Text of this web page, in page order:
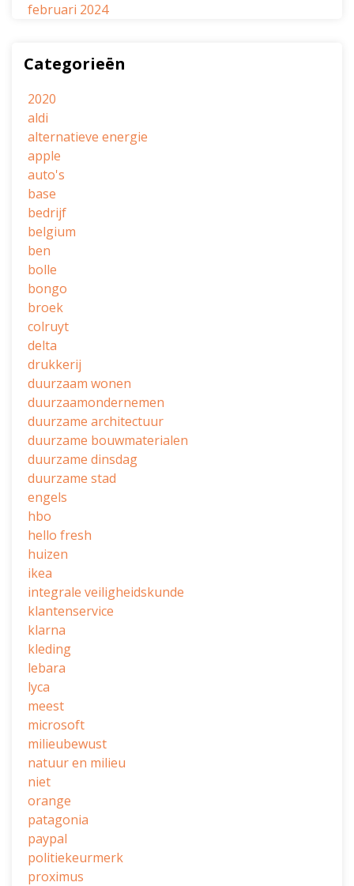
februari 2024
Categorieën
2020
aldi
alternatieve energie
apple
auto's
base
bedrijf
belgium
ben
bolle
bongo
broek
colruyt
delta
drukkerij
duurzaam wonen
duurzaamondernemen
duurzame architectuur
duurzame bouwmaterialen
duurzame dinsdag
duurzame stad
engels
hbo
hello fresh
huizen
ikea
integrale veiligheidskunde
klantenservice
klarna
kleding
lebara
lyca
meest
microsoft
milieubewust
natuur en milieu
niet
orange
patagonia
paypal
politiekeurmerk
proximus